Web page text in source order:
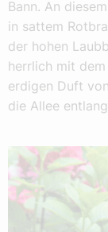
Bann. An
in sattem
der hohen
herrlich mit
erdigen Duft
die Allee